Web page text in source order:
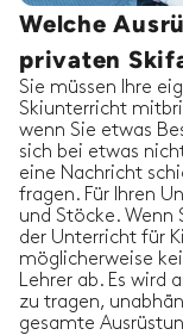
Natalie O.
27/02/2023-
Laurent ist ein
Laurents
Skistunden
gerne bereit,
der Piste hat
Welche
privaten
Sie müssen Ihre
Skiunterricht
wenn Sie etwas
sich bei etwas
eine Nachricht
fragen. Für Ihren
und Stöcke. Wenn
der Unterricht für
möglicherweise
Lehrer ab. Es wird
zu tragen,
gesamte